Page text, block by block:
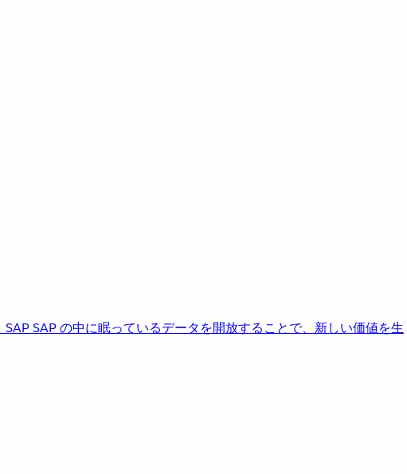
SAPSAP の中に眠っているデータを開放することで、新しい価値を生